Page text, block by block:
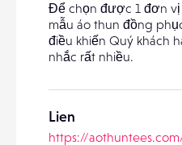
Để chọn được 1 đơn
mẫu áo thun đồng
điều khiến Quý khách
nhắc rất nhiều.
Lien
https://